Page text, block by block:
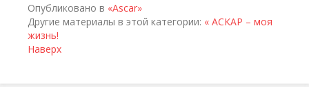
Опубликовано в «Ascar»
Другие материалы в этой категории: « АСКАР – моя
жизнь!
Наверх